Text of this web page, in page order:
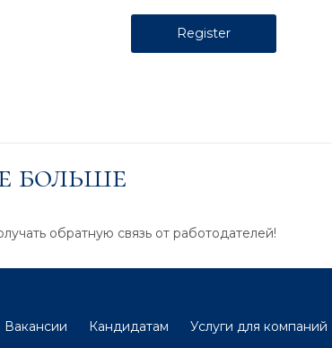
больше
обратную связь от работодателей!
Вакансии Кандидатам Услуги для компаний